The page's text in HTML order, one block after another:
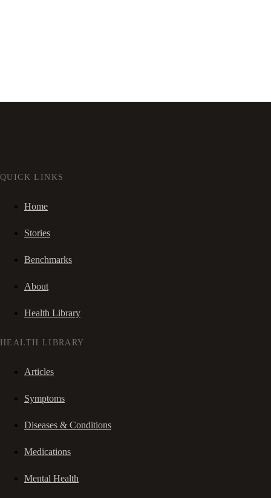
QUICK LINKS
Home
Stories
Benchmarks
About
Health Library
HEALTH LIBRARY
Articles
Symptoms
Diseases & Conditions
Medications
Mental Health